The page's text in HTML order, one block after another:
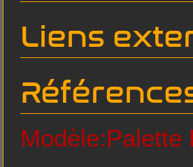
Liens
Modèle:Palette